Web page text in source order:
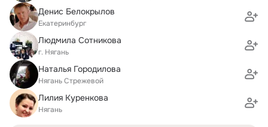
Денис Белокрылов
Екатеринбург
Людмила Сотникова
г. Нягань
Наталья Городилова
Нягань Стрежевой
Лилия Куренкова
Нягань